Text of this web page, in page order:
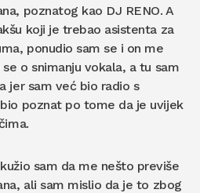
poznatog kao DJ RENO. A
koji je trebao asistenta za
ponudio sam se i on me
o snimanju vokala, a tu sam
jer sam već bio radio s
poznat po tome da je uvijek
sam da me nešto previše
ali sam mislio da je to zbog